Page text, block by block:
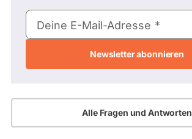
E-
Mail-
Deine E-Mail-Adresse
Alle Fragen und Antworten